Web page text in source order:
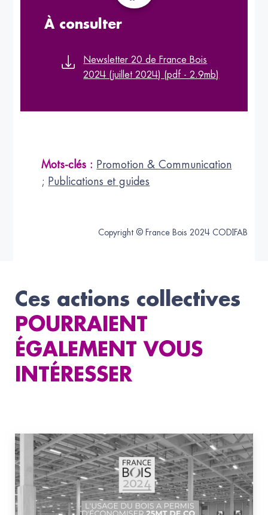
À consulter
Newsletter 20 de France Bois
2024 (juillet 2024) (pdf - 2.9mb)
Mots-clés : Promotion & Communication
; Publications et guides
Copyright © France Bois 2024 CODIFAB
Ces actions collectives
POURRAIENT
ÉGALEMENT VOUS
INTÉRESSER